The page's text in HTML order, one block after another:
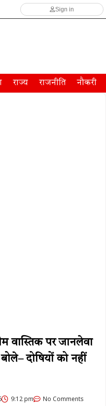
Sign in
राज्य राजनीति नौकरी
वास्तिक पर जानलेवा
दोषियों को नहीं
9:12 pm No Comments